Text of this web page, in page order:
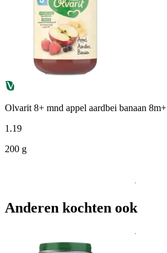
Olvarit 8+ mnd appel aardbei banaan 8m+
1 .19
200 g
Anderen kochten ook